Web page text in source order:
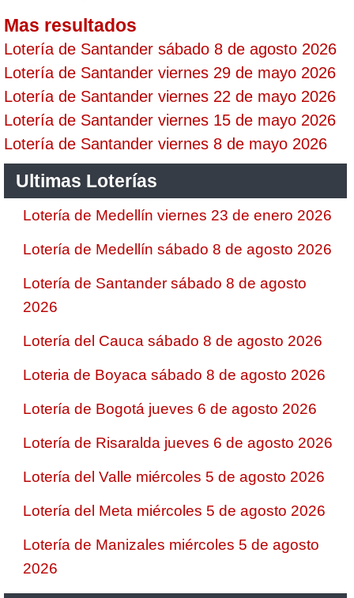
Mas resultados
Lotería de Santander sábado 8 de agosto 2026
Lotería de Santander viernes 29 de mayo 2026
Lotería de Santander viernes 22 de mayo 2026
Lotería de Santander viernes 15 de mayo 2026
Lotería de Santander viernes 8 de mayo 2026
Ultimas Loterías
Lotería de Medellín viernes 23 de enero 2026
Lotería de Medellín sábado 8 de agosto 2026
Lotería de Santander sábado 8 de agosto
2026
Lotería del Cauca sábado 8 de agosto 2026
Loteria de Boyaca sábado 8 de agosto 2026
Lotería de Bogotá jueves 6 de agosto 2026
Lotería de Risaralda jueves 6 de agosto 2026
Lotería del Valle miércoles 5 de agosto 2026
Lotería del Meta miércoles 5 de agosto 2026
Lotería de Manizales miércoles 5 de agosto
2026